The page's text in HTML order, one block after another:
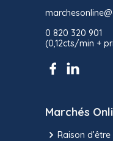
0 820 320 901
(0,12cts/min +
Marchés
Raison